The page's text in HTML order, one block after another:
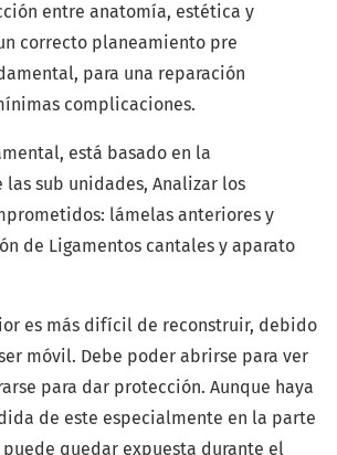
entre anatomía, estética y
correcto planeamiento pre
para una reparación
complicaciones.
está basado en la
las sub unidades, Analizar los
lámelas anteriores y
de Ligamentos cantales y aparato
es más difícil de reconstruir, debido
móvil. Debe poder abrirse para ver
para dar protección. Aunque haya
de este especialmente en la parte
quedar expuesta durante el